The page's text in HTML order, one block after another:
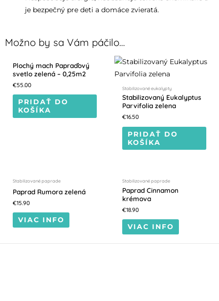
je bezpečný pre deti a domáce zvieratá.
Možno by sa Vám páčilo…
Plochý mach Papraďový
svetlo zelená – 0,25m2
€55.00
PRIDAŤ DO
KOŠÍKA
Stabilizované eukalypty
Stabilizovaný Eukalyptus
Parvifolia zelena
€16.50
PRIDAŤ DO
KOŠÍKA
Stabilizované paprade
Paprad Rumora zelená
€15.90
VIAC INFO
Stabilizované paprade
Paprad Cinnamon
krémova
€18.90
VIAC INFO